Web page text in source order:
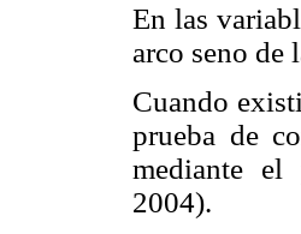
En las
arco seno de
Cuando
prueba de
mediante el
2004).